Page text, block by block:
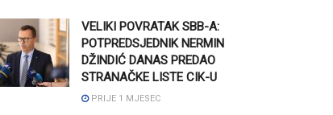
VELIKI POVRATAK SBB-A:
POTPREDSJEDNIK NERMIN
DŽINDIĆ DANAS PREDAO
STRANAČKE LISTE CIK-U
PRIJE 1 MJESEC